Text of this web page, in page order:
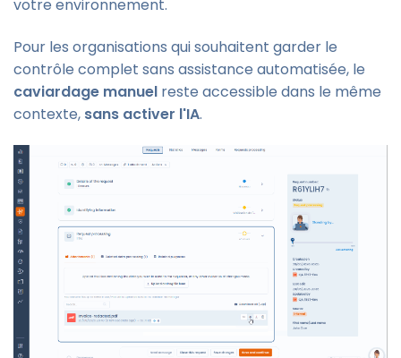
votre environnement.
Pour les organisations qui souhaitent garder le
contrôle complet sans assistance automatisée, le
caviardage manuel reste accessible dans le même
contexte, sans activer l'IA.